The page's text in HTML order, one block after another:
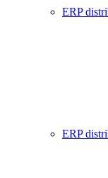
ERP
ERP